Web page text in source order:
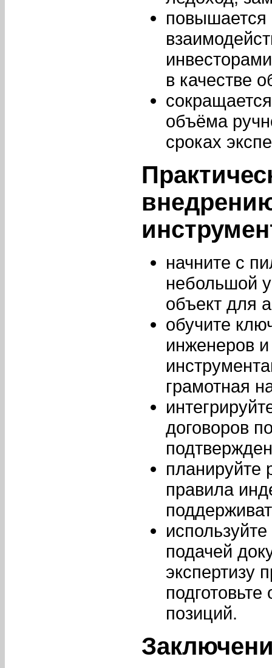
повышается
в качестве
объёма
сроках
начните с
небольшой
объект для
обучите
инженеров
грамотная
договоров
планируйте
правила
подачей
экспертизу
позиций.